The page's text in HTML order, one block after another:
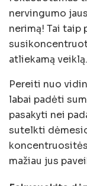
nervingumo
nerimą! Tai taip
atliekamą veiklą.
Pereiti nuo
labai padėti
pasakyti nei
sutelkti
mažiau jus